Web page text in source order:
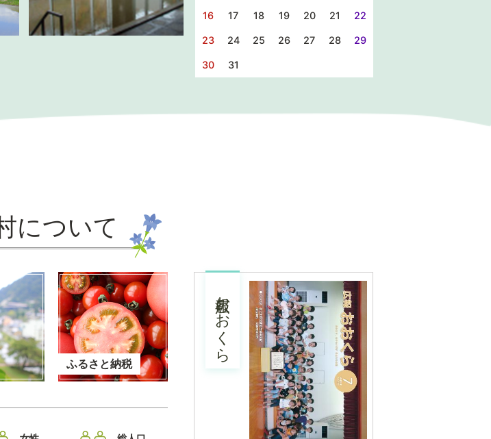
16 17 18 19 20 21 22
23 24 25 26 27 28 29
30 31
について
ふるさと納税
広報おおくら